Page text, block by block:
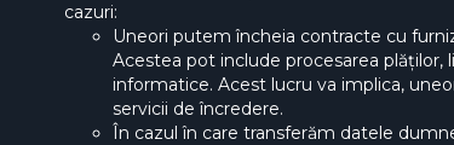
cazuri:
Uneori putem încheia contracte cu
Acestea pot include procesarea
informatice. Acest lucru va implica,
servicii de încredere.
În cazul în care transferăm datele